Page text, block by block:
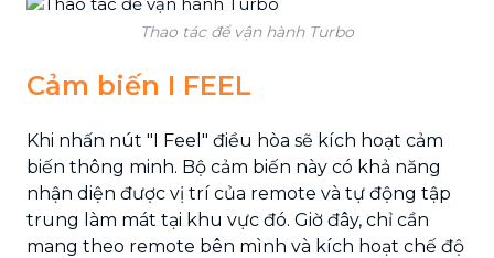
Thao tác để vận hành Turbo
Cảm biến I FEEL
Khi nhấn nút "I Feel" điều hòa sẽ kích hoạt cảm
biến thông minh. Bộ cảm biến này có khả năng
nhận diện được vị trí của remote và tự động tập
trung làm mát tại khu vực đó. Giờ đây, chỉ cần
mang theo remote bên mình và kích hoạt chế độ